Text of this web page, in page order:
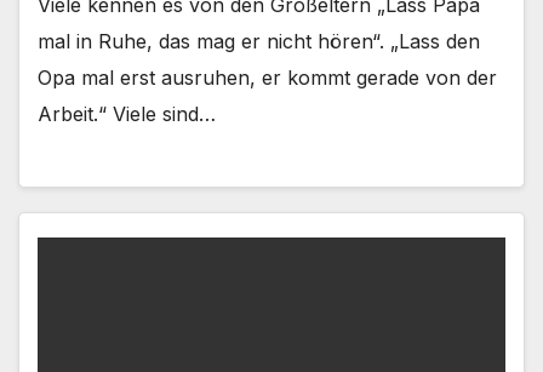
mal in Ruhe, das mag er nicht hören“. „Lass den
Opa mal erst ausruhen, er kommt gerade von der
Arbeit.“ Viele sind…